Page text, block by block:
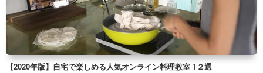
【2020年版】自宅で楽しめる人気オンライン料理教室 1２選